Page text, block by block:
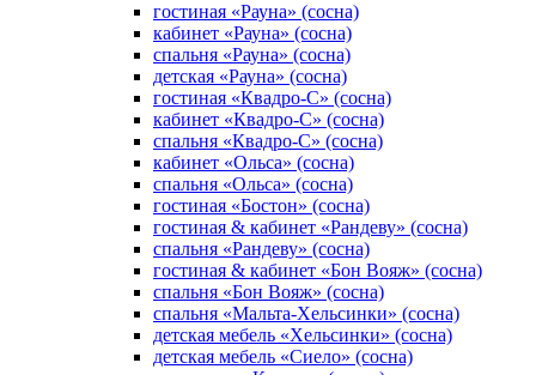
гостиная «Рауна» (сосна)
кабинет «Рауна» (сосна)
cпальня «Рауна» (сосна)
детская «Рауна» (сосна)
гостиная «Квадро-С» (сосна)
кабинет «Квадро-С» (сосна)
спальня «Квадро-С» (сосна)
кабинет «Ольса» (сосна)
спальня «Ольса» (сосна)
гостиная «Бостон» (сосна)
гостиная & кабинет «Рандеву» (сосна)
спальня «Рандеву» (сосна)
гостиная & кабинет «Бон Вояж» (сосна)
спальня «Бон Вояж» (сосна)
спальня «Мальта-Хельсинки» (сосна)
детская мебель «Хельсинки» (сосна)
детская мебель «Сиело» (сосна)